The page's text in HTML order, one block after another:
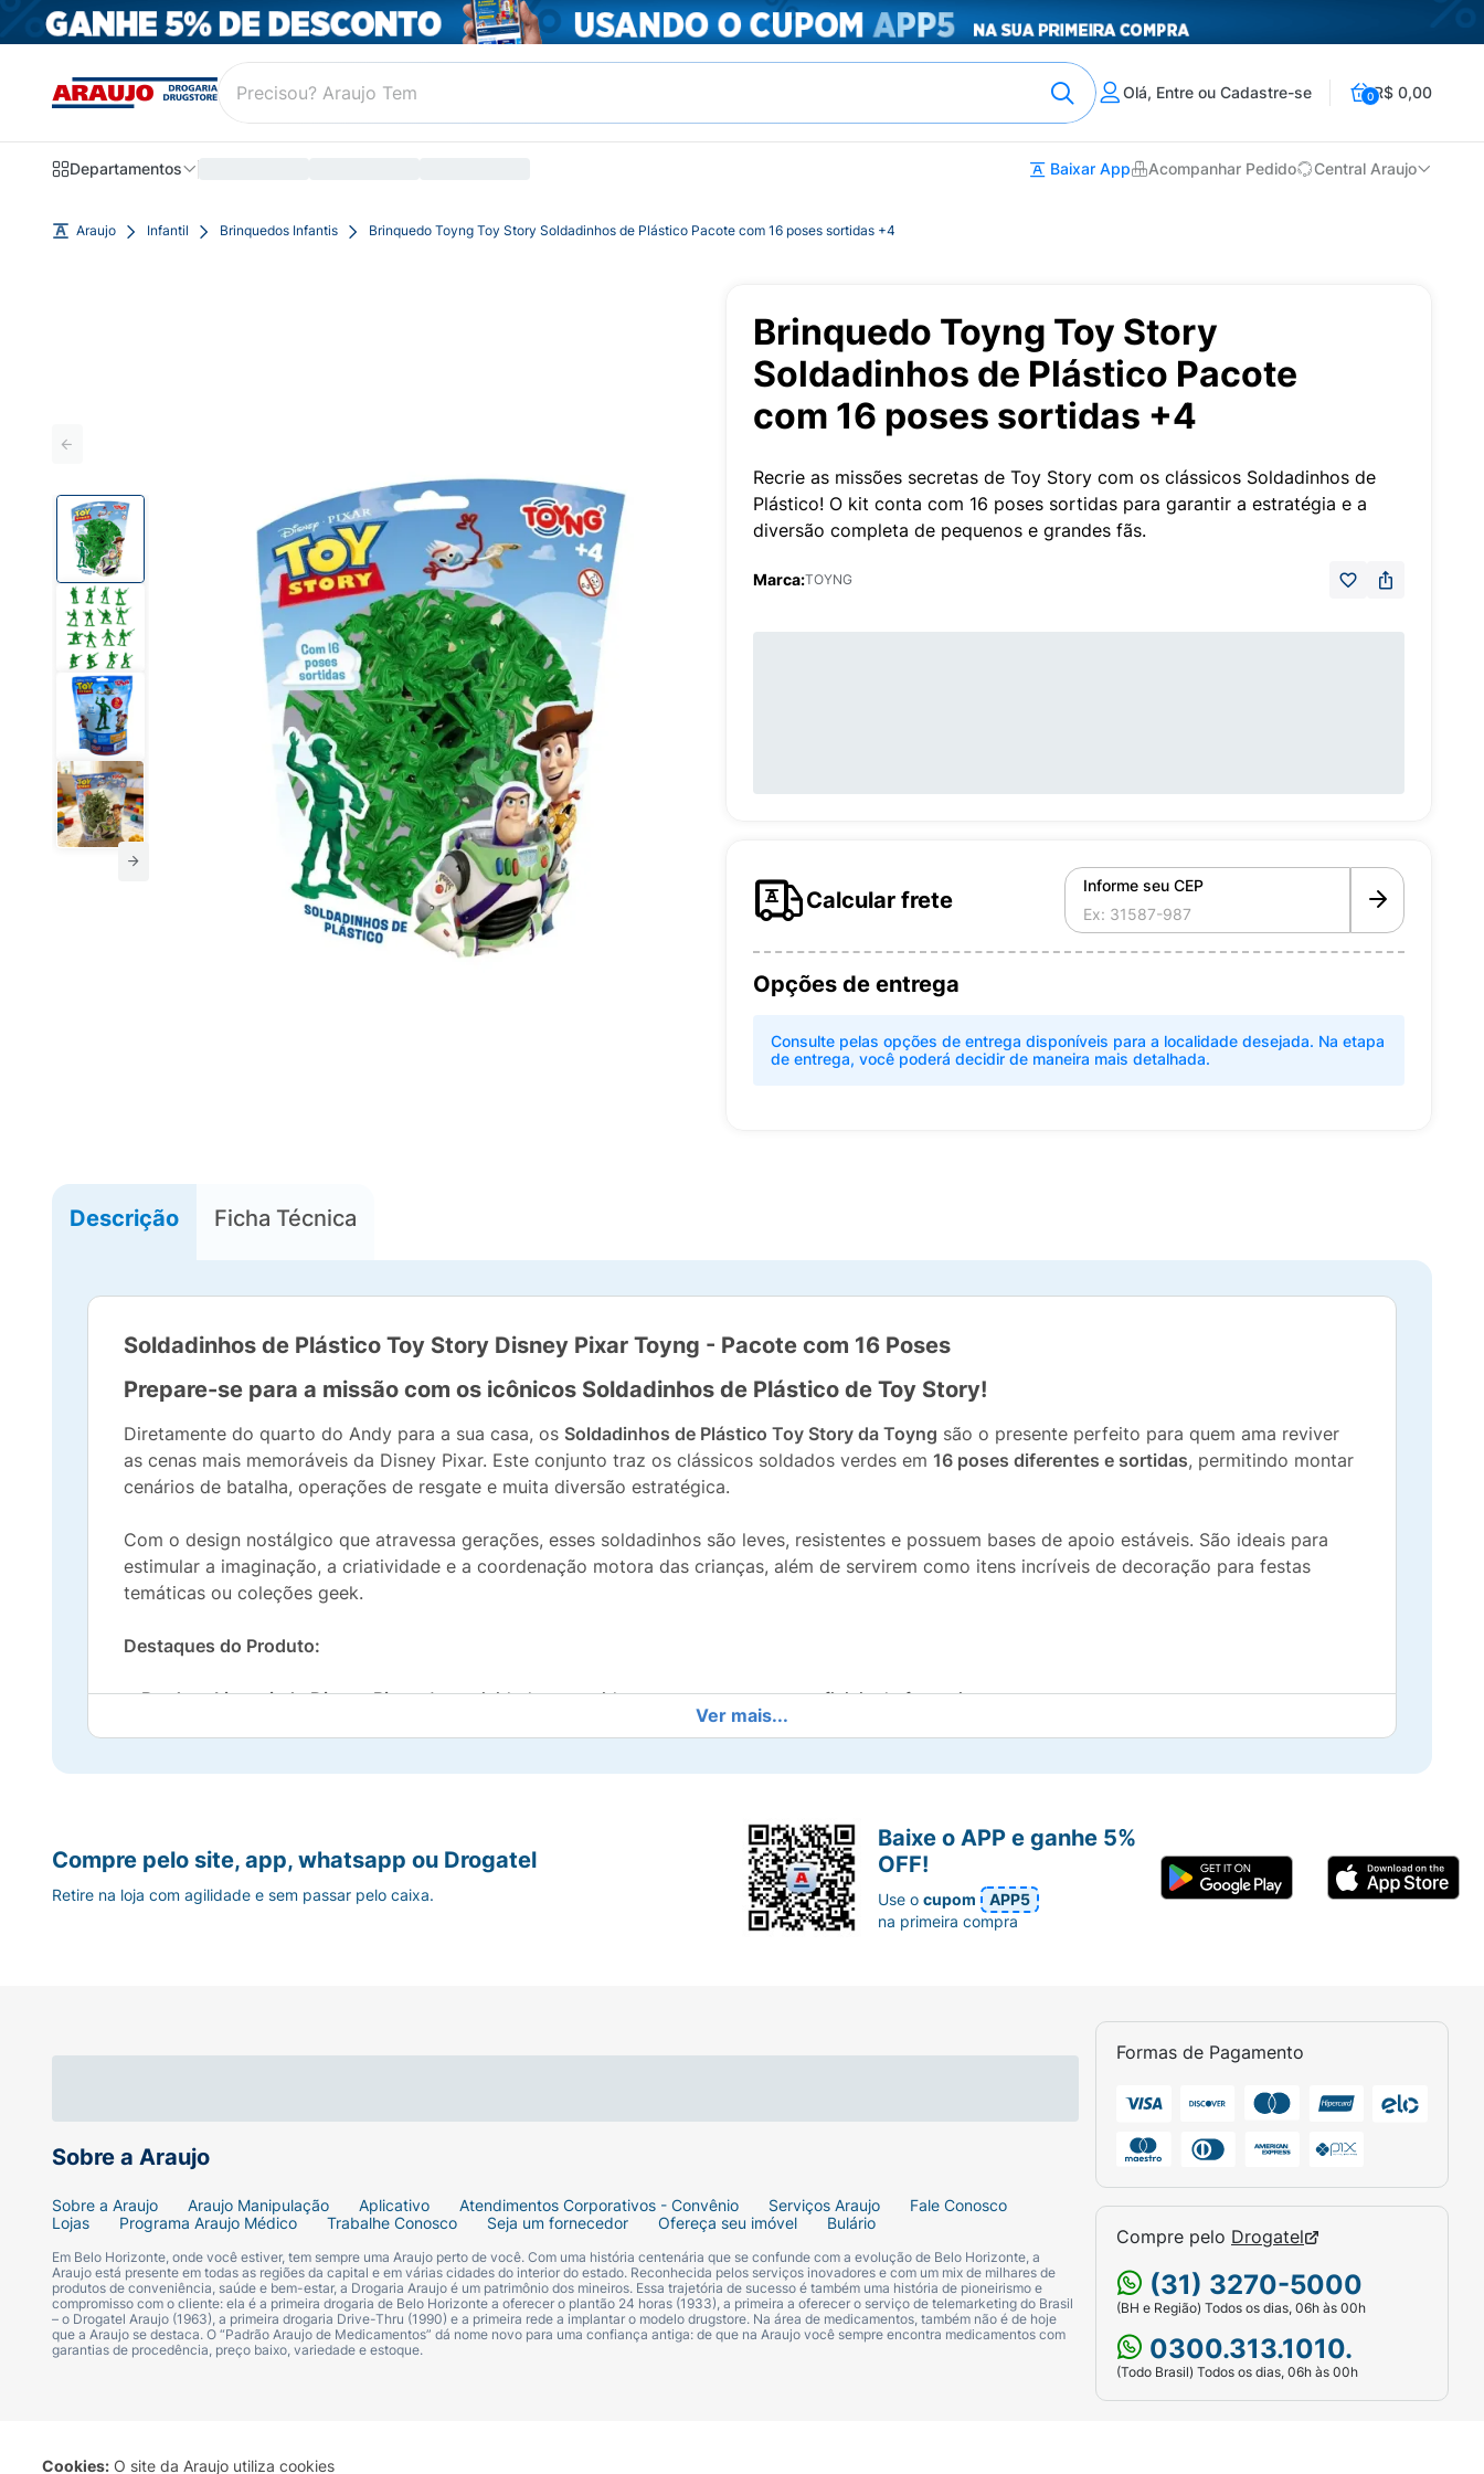
Cookies: O site da Araujo utiliza cookies
Olá, Entre ou Cadastre-se 0R$ 0,00
Departamentos Baixar App Acompanhar Pedido Central Araujo
Araujo Infantil Brinquedos Infantis Brinquedo Toyng Toy Story Soldadinhos de Plástico Pacote com 16 poses sortidas +4
Brinquedo Toyng Toy Story
Soldadinhos de Plástico Pacote
com 16 poses sortidas +4
Recrie as missões secretas de Toy Story com os clássicos Soldadinhos de
Plástico! O kit conta com 16 poses sortidas para garantir a estratégia e a
diversão completa de pequenos e grandes fãs.
Marca:TOYNG
Calcular frete
Informe seu CEP
Opções de entrega
Consulte pelas opções de entrega disponíveis para a localidade desejada. Na etapa
de entrega, você poderá decidir de maneira mais detalhada.
Descrição Ficha Técnica
Soldadinhos de Plástico Toy Story Disney Pixar Toyng - Pacote com 16 Poses
Prepare-se para a missão com os icônicos Soldadinhos de Plástico de Toy Story!
Diretamente do quarto do Andy para a sua casa, os Soldadinhos de Plástico Toy Story da Toyng são o presente perfeito para quem ama reviver
as cenas mais memoráveis da Disney Pixar. Este conjunto traz os clássicos soldados verdes em 16 poses diferentes e sortidas, permitindo montar
cenários de batalha, operações de resgate e muita diversão estratégica.
Com o design nostálgico que atravessa gerações, esses soldadinhos são leves, resistentes e possuem bases de apoio estáveis. São ideais para
estimular a imaginação, a criatividade e a coordenação motora das crianças, além de servirem como itens incríveis de decoração para festas
temáticas ou coleções geek.
Destaques do Produto:
Produto Licenciado Disney Pixar:Autenticidade garantida com os personagens oficiais da franquia.
Segurança: Recomendado para crianças a partir de 4 anos, feito com material atóxico e durável.
Ver mais...
Sobre a Araujo
Sobre a Araujo Araujo Manipulação Aplicativo Atendimentos Corporativos - Convênio Serviços Araujo
Fale Conosco
Lojas
Programa Araujo Médico Trabalhe Conosco Seja um fornecedor Ofereça seu imóvel Bulário
Em Belo Horizonte, onde você estiver, tem sempre uma Araujo perto de você. Com uma história centenária que se confunde com a evolução de Belo Horizonte, a
Araujo está presente em todas as regiões da capital e em várias cidades do interior do estado. Reconhecida pelos serviços inovadores e com um mix de milhares de
produtos de conveniência, saúde e bem-estar, a Drogaria Araujo é um patrimônio dos mineiros. Essa trajetória de sucesso é também uma história de pioneirismo e
compromisso com o cliente: ela é a primeira drogaria de Belo Horizonte a oferecer o plantão 24 horas (1933), a primeira a oferecer o serviço de telemarketing do Brasil
– o Drogatel Araujo (1963), a primeira drogaria Drive-Thru (1990) e a primeira rede a implantar o modelo drugstore. Na área de medicamentos, também não é de hoje
que a Araujo se destaca. O “Padrão Araujo de Medicamentos” dá nome novo para uma confiança antiga: de que na Araujo você sempre encontra medicamentos com
garantias de procedência, preço baixo, variedade e estoque.
Formas de Pagamento
Compre pelo Drogatel
(31) 3270-5000
(BH e Região) Todos os dias, 06h às 00h
0300.313.1010.
(Todo Brasil) Todos os dias, 06h às 00h
Compre pelo site, app, whatsapp ou Drogatel
Retire na loja com agilidade e sem passar pelo caixa.
Baixe o APP e ganhe 5%
OFF!
Use ocupom
APP5
na primeira compra